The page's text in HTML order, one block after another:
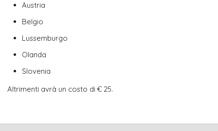
Austria
Belgio
Lussemburgo
Olanda
Slovenia
Altrimenti avrà un costo di € 25.